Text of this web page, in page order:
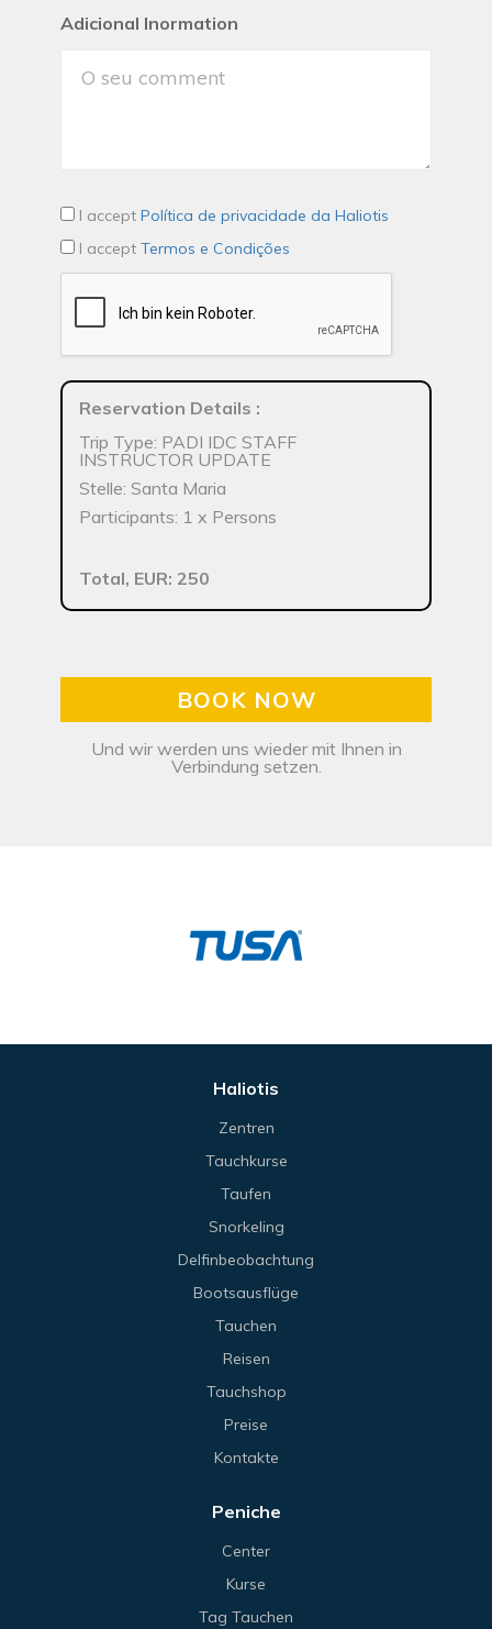
Adicional Inormation
I accept Política de privacidade da Haliotis
I accept Termos e Condições
Reservation Details :
Trip Type: PADI IDC STAFF
INSTRUCTOR UPDATE
Stelle: Santa Maria
Participants: 1 x Persons
Total, EUR: 250
BOOK NOW
Und wir werden uns wieder mit Ihnen in
Verbindung setzen.
Haliotis
Zentren
Tauchkurse
Taufen
Snorkeling
Delfinbeobachtung
Bootsausflüge
Tauchen
Reisen
Tauchshop
Preise
Kontakte
Peniche
Center
Kurse
Tag Tauchen